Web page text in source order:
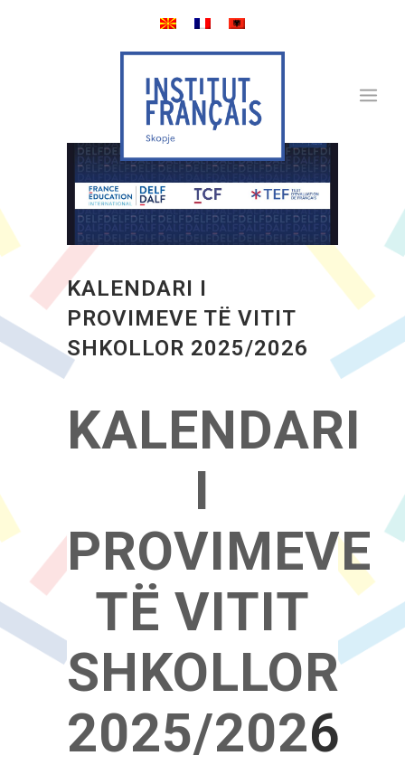
KALENDARI I
PROVIMEVE TË VITIT
SHKOLLOR 2025/2026
KALENDARI
I
PROVIMEVE
TË VITIT
SHKOLLOR
2025/2026